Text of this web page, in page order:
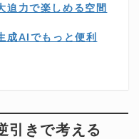
迫力で楽しめる空間
成AIでもっと便利
引きで考える